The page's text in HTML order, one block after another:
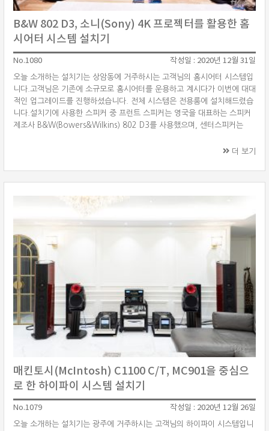
B&W 802 D3, 소니(Sony) 4K 프로젝터를 활용한 홈
시어터 시스템 설치기
No.1080 작성일 : 2020년 12월 31일
오늘 소개하는 설치기는 상암동에 거주하시는 고객님의 홈시어터 시스템입
니다.고객님은 기존에 소규모로 홈시어터를 운용하고 계시다가 이번에 대대
적인 업그레이드를 진행하셨습니다. 전체 시스템은 전용룸에 설치해드렸습
니다.설치기에 사용한 스피커 중 프런트 스피커는 영국을 대표하는 스피커
제조사 B&W(Bowers&Wilkins) 802 D3를 사용했으며, 센터스피커는
VW790ES를 사용하였으며, 스튜어트(Stewart) 106인치 전동 텐션 스크
그리고 소스기기는 오포(Oppo)의 4K UHD 블루레이 플레이어 UDP-205
더 보기
매킨토시(McIntosh) C1100 C/T, MC901을 중심으
로 한 하이파이 시스템 설치기
No.1079 작성일 : 2020년 12월 26일
오늘 소개하는 설치기는 광주에 거주하시는 고객님의 하이파이 시스템입니